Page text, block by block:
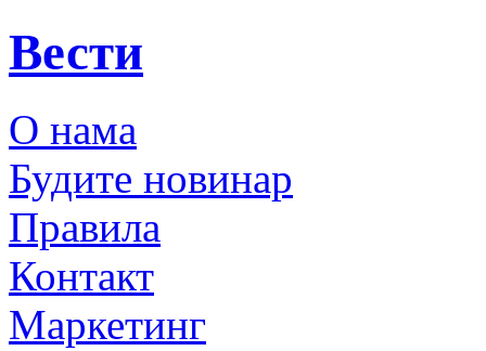
Вести
О нама
Будите новинар
Правила
Контакт
Маркетинг